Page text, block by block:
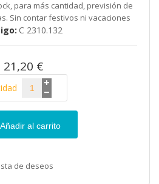
para más cantidad, previsión de
Sin contar festivos ni vacaciones
C 2310.132
21,20 €
Añadir al carrito
de deseos